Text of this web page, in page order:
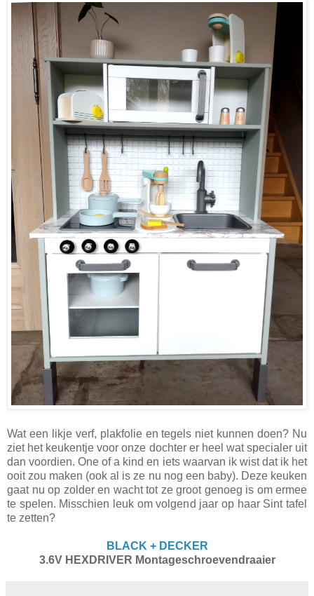
Wat een likje verf, plakfolie en tegels niet kunnen doen? Nu
ziet het keukentje voor onze dochter er heel wat specialer uit
dan voordien. One of a kind en iets waarvan ik wist dat ik het
ooit zou maken (ook al is ze nu nog een baby). Deze keuken
gaat nu op zolder en wacht tot ze groot genoeg is om ermee
te spelen. Misschien leuk om volgend jaar op haar Sint tafel
te zetten?
BLACK + DECKER
3.6V HEXDRIVER Montageschroevendraaier